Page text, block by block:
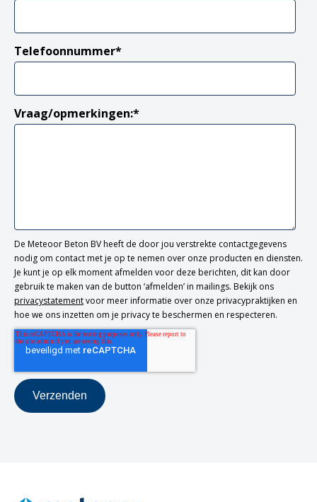
Telefoonnummer*
Vraag/opmerkingen:*
De Meteoor Beton BV heeft de door jou verstrekte contactgegevens
nodig om contact met je op te nemen over onze producten en diensten.
Je kunt je op elk moment afmelden voor deze berichten, dit kan door
gebruik te maken van de button ‘afmelden’ in mailings. Bekijk ons
privacystatementvoor meer informatie over onze privacypraktijken en
hoe we ons inzetten om je privacy te beschermen en respecteren.